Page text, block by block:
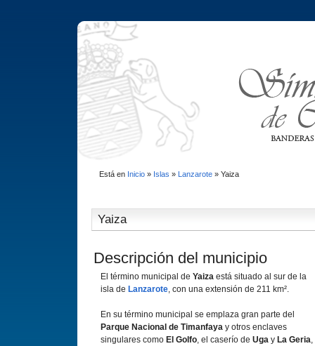
Está en Inicio» Islas » Lanzarote» Yaiza
Yaiza
Descripción del municipio
El término municipal de Yaiza está situado al sur de la
isla de Lanzarote, con una extensión de 211 km².
En su término municipal se emplaza gran parte del
Parque Nacional de Timanfaya y otros enclaves
singulares como El Golfo, el caserí­o de Uga y La Geria,